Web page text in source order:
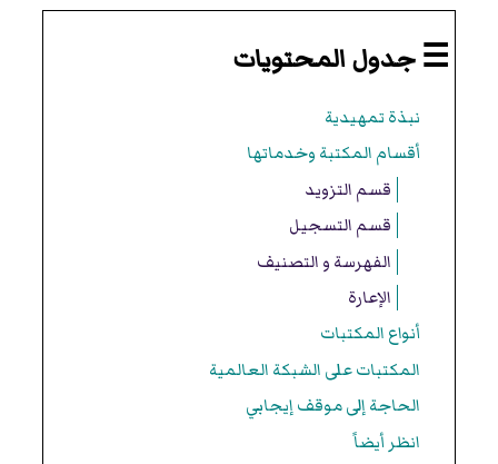
☰ جدول المحتويات
نبذة تمهيدية
أقسام المكتبة وخدماتها
قسم التزويد
قسم التسجيل
الفهرسة و التصنيف
الإعارة
أنواع المكتبات
المكتبات على الشبكة العالمية
الحاجة إلى موقف إيجابي
انظر أيضاً